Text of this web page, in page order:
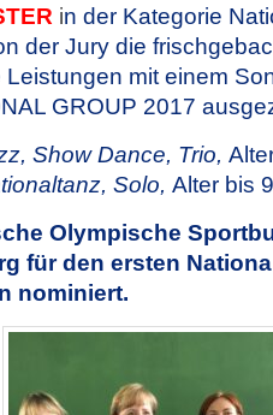
in der Kategorie
der Jury die
mit einem
GROUP 2017
Show Dance, Trio,
Solo, Alter bis
Olympische
für den ersten
nominiert.